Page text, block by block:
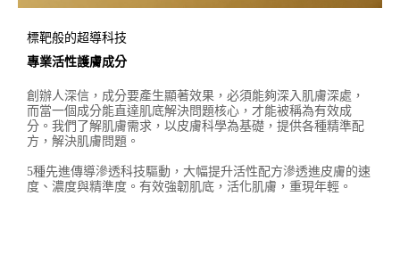
標靶般的超導科技
專業活性護膚成分
創辦人深信，成分要產生顯著效果，必須能夠深入肌膚深處，
而當一個成分能直達肌底解決問題核心，才能被稱為有效成
分。我們了解肌膚需求，以皮膚科學為基礎，提供各種精準配
方，解決肌膚問題。​ ​
5種先進傳導滲透科技驅動，大幅提升活性配方滲透進皮膚的速
度、濃度與精準度。有效強韌肌底，活化肌膚，重現年輕。​ ​​